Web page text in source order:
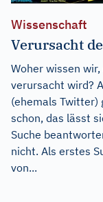
Wissenschaft
Verursacht
Woher wissen
verursacht wird?
(ehemals Twitter)
schon, das lässt
Suche
nicht. Als erstes
von...